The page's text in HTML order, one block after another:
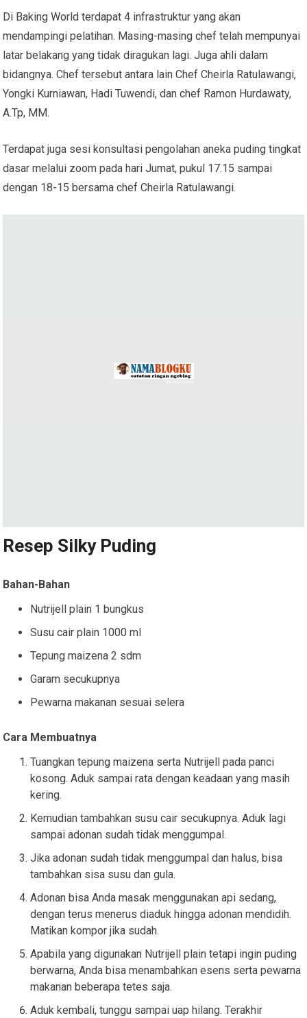
Di Baking World terdapat 4 infrastruktur yang akan
mendampingi pelatihan. Masing-masing chef telah mempunyai
latar belakang yang tidak diragukan lagi. Juga ahli dalam
bidangnya. Chef tersebut antara lain Chef Cheirla Ratulawangi,
Yongki Kurniawan, Hadi Tuwendi, dan chef Ramon Hurdawaty,
A.Tp, MM.
Terdapat juga sesi konsultasi pengolahan aneka puding tingkat
dasar melalui zoom pada hari Jumat, pukul 17.15 sampai
dengan 18-15 bersama chef Cheirla Ratulawangi.
Resep Silky Puding
Bahan-Bahan
Nutrijell plain 1 bungkus
Susu cair plain 1000 ml
Tepung maizena 2 sdm
Garam secukupnya
Pewarna makanan sesuai selera
Cara Membuatnya
Tuangkan tepung maizena serta Nutrijell pada panci
kosong. Aduk sampai rata dengan keadaan yang masih
kering.
Kemudian tambahkan susu cair secukupnya. Aduk lagi
sampai adonan sudah tidak menggumpal.
Jika adonan sudah tidak menggumpal dan halus, bisa
tambahkan sisa susu dan gula.
Adonan bisa Anda masak menggunakan api sedang,
dengan terus menerus diaduk hingga adonan mendidih.
Matikan kompor jika sudah.
Apabila yang digunakan Nutrijell plain tetapi ingin puding
berwarna, Anda bisa menambahkan esens serta pewarna
makanan beberapa tetes saja.
Aduk kembali, tunggu sampai uap hilang. Terakhir